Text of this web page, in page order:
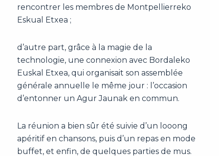
rencontrer les membres de Montpellierreko
Eskual Etxea ;
d’autre part, grâce à la magie de la
technologie, une connexion avec Bordaleko
Euskal Etxea, qui organisait son assemblée
générale annuelle le même jour : l’occasion
d’entonner un Agur Jaunak en commun.
La réunion a bien sûr été suivie d’un looong
apéritif en chansons, puis d’un repas en mode
buffet, et enfin, de quelques parties de mus.